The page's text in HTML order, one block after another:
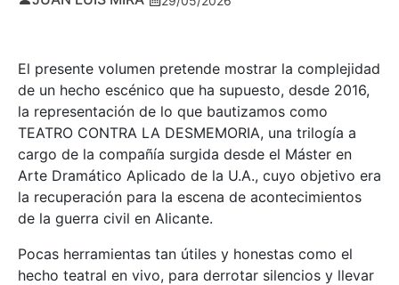
El presente volumen pretende mostrar la complejidad
de un hecho escénico que ha supuesto, desde 2016,
la representación de lo que bautizamos como
TEATRO CONTRA LA DESMEMORIA, una trilogía a
cargo de la compañía surgida desde el Máster en
Arte Dramático Aplicado de la U.A., cuyo objetivo era
la recuperación para la escena de acontecimientos
de la guerra civil en Alicante.
Pocas herramientas tan útiles y honestas como el
hecho teatral en vivo, para derrotar silencios y llevar